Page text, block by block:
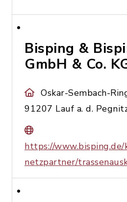
Bisping &
GmbH & Co.
Oskar-Sembach-
91207 Lauf a. d.
https://www.bisping.de/
netzpartner/